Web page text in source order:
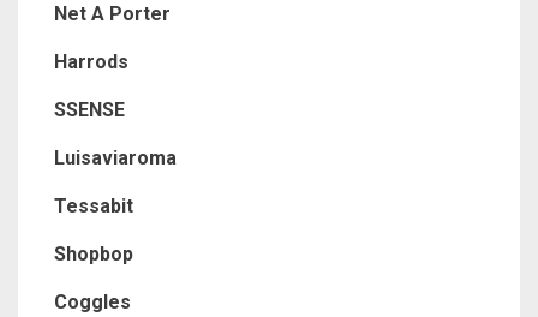
Net A Porter
Harrods
SSENSE
Luisaviaroma
Tessabit
Shopbop
Coggles